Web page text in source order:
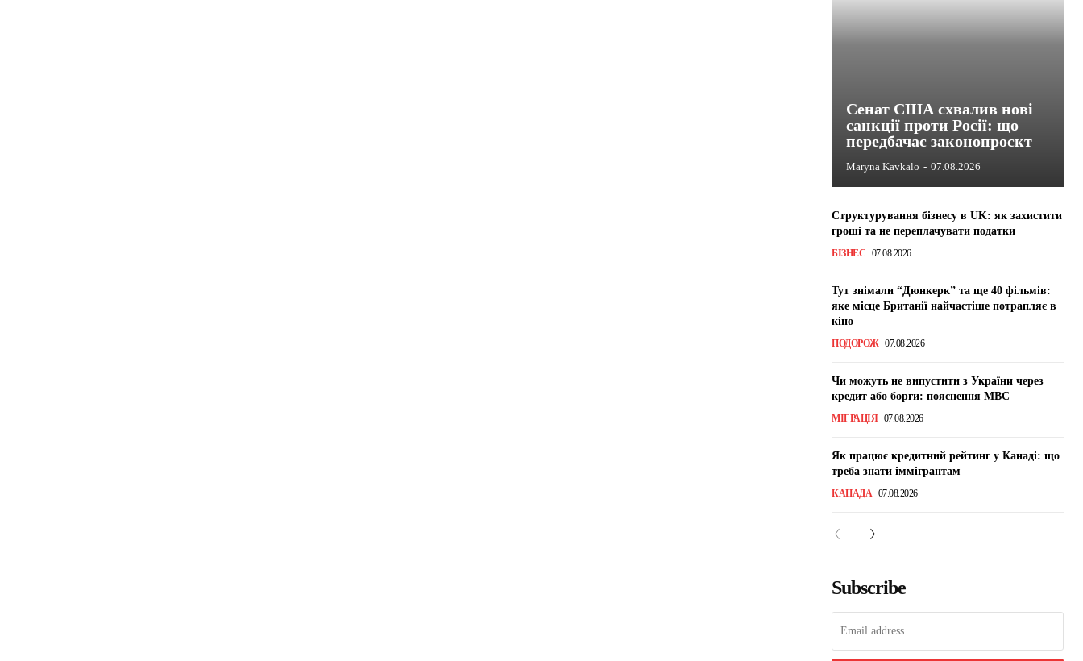
Сенат США схвалив нові
санкції проти Росії: що
передбачає законопроєкт
Maryna Kavkalo - 07.08.2026
Структурування бізнесу в UK: як захистити
гроші та не переплачувати податки
БІЗНЕС 07.08.2026
Тут знімали “Дюнкерк” та ще 40 фільмів:
яке місце Британії найчастіше потрапляє в
кіно
ПОДОРОЖ 07.08.2026
Чи можуть не випустити з України через
кредит або борги: пояснення МВС
МІГРАЦІЯ 07.08.2026
Як працює кредитний рейтинг у Канаді: що
треба знати іммігрантам
КАНАДА 07.08.2026
Subscribe